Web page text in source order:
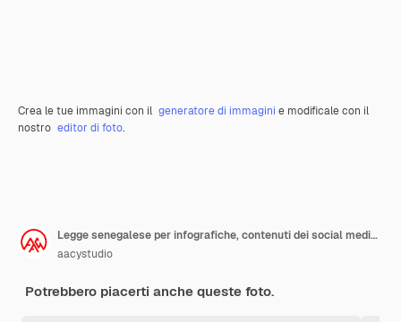
Crea le tue immagini con il generatore di immagini e modificale con il
nostro editor di foto.
Legge senegalese per infografiche, contenuti dei social media nel rendering 3D
aacystudio
Potrebbero piacerti anche queste foto.